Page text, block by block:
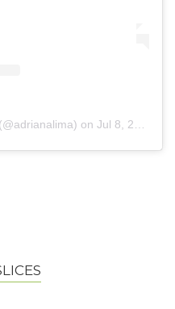
on Jul 8, 2019 at 2:52am PDT